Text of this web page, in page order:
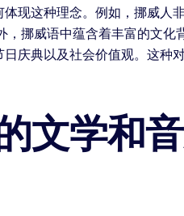
现这种理念。例如，挪威人
挪威语中蕴含着丰富的文化
庆典以及社会价值观。这种
文学和